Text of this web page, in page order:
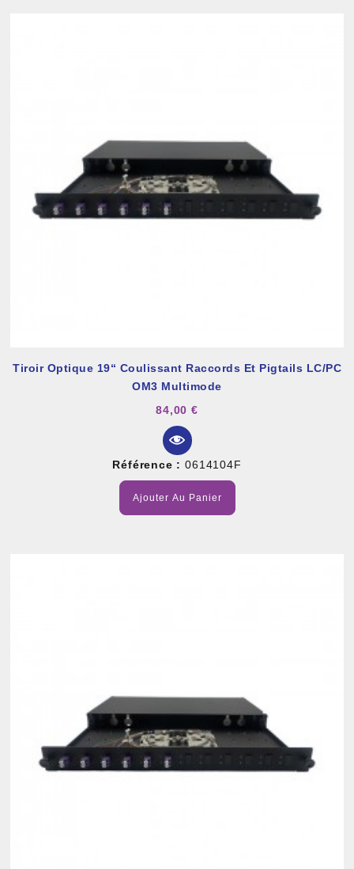
Tiroir Optique 19“ Coulissant Raccords Et Pigtails LC/PC
OM3 Multimode
84,00 €
Référence : 0614104F
Ajouter Au Panier